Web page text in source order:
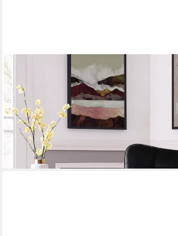
Loungesessel Bruce (1-St), Polstersessel,
Metallgestell, Sitzhöhe 44 cm
ab 199,99 €
UVP 599,99 €
-67%
lieferbar - in 4-5 Werktagen bei dir
+2